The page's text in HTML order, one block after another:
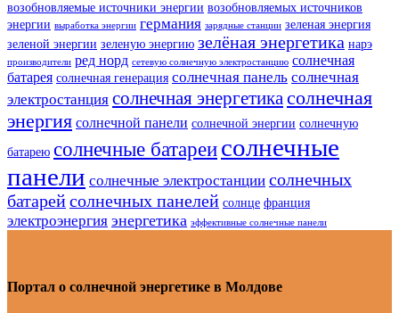
возобновляемые источники энергии возобновляемых источников
энергии выработка энергии германия зарядные станции зеленая энергия
зеленой энергии зеленую энергию зелёная энергетика нарэ
производители ред норд сетевую солнечную электростанцию солнечная
батарея солнечная генерация солнечная панель солнечная
электростанция солнечная энергетикасолнечная
энергия солнечной панели солнечной энергии солнечную
батарею солнечные батареисолнечные
панели солнечные электростанции солнечных
батарейсолнечных панелей солнце франция
электроэнергия энергетика эффективные солнечные панели
Портал о солнечной энергетике в Молдове